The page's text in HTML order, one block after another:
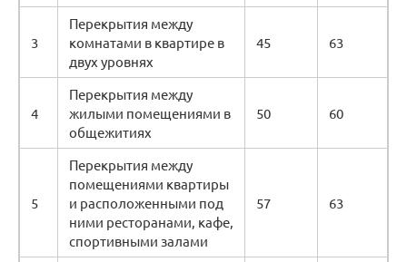
3
Перекрытия между
комнатами в квартире в
двух уровнях
45 63
4
Перекрытия между
жилыми помещениями в
общежитиях
50 60
5
Перекрытия между
помещениями квартиры
и расположенными под
ними ресторанами, кафе,
спортивными залами
57 63